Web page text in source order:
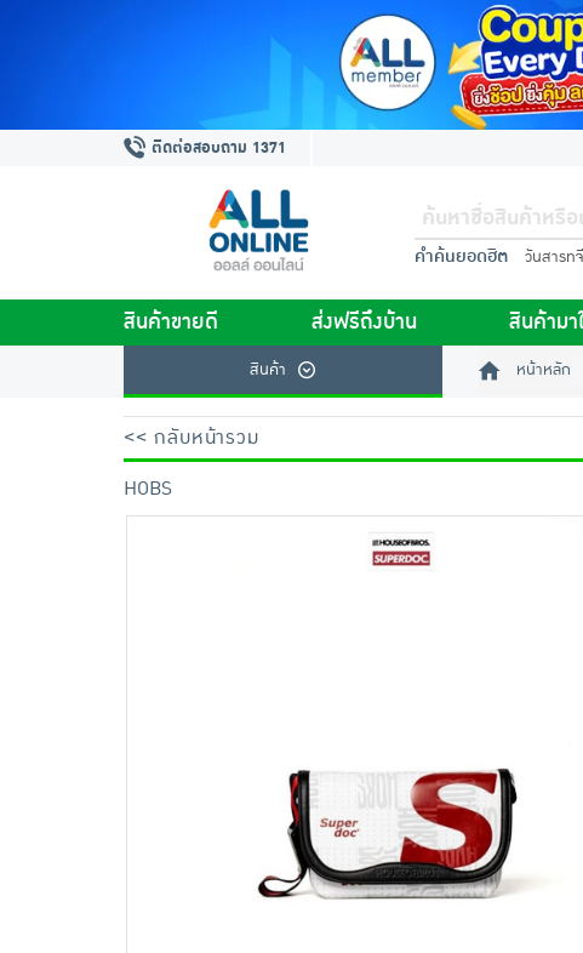
ติดต่อสอบถาม 1371
คำค้นยอดฮิต วันสารท
สินค้าขายดี ส่งฟรีถึงบ้าน สินค้ามา
สินค้า หน้าหลัก
<< กลับหน้ารวม
HOBS